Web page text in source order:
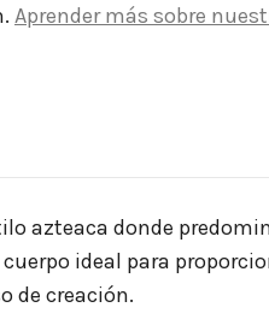
Aprender más sobre
azteaca donde
ideal para
de creación.